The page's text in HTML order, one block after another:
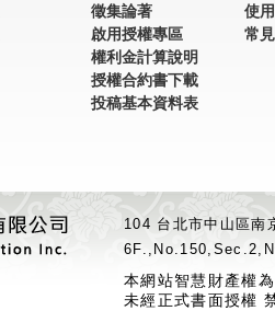
徵集論著
啟用授權專區
權利金計算說明
授權合約書下載
投稿基本資料表
使
常
104 台北市中山區
本網站智慧財產權
未經正式書面授權